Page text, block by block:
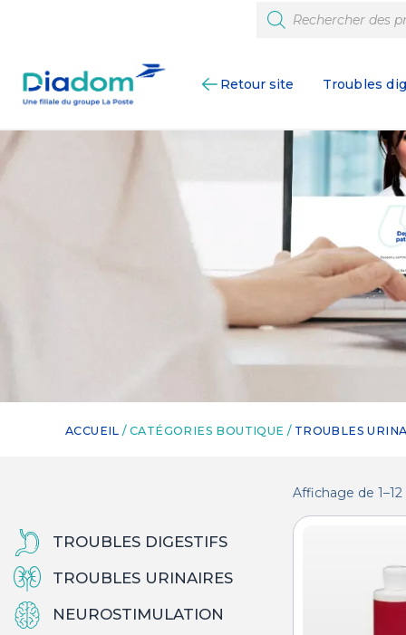
Retour site Troubles
ACCUEIL / CATÉGORIES BOUTIQUE / TROUBLES
TROUBLES DIGESTIFS
TROUBLES URINAIRES
NEUROSTIMULATION
Affichage de